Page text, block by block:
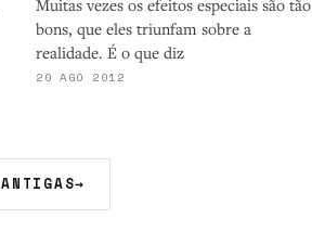
Muitas vezes os efeitos especiais são tão
bons, que eles triunfam sobre a
realidade. É o que diz
20 AGO 2012
→